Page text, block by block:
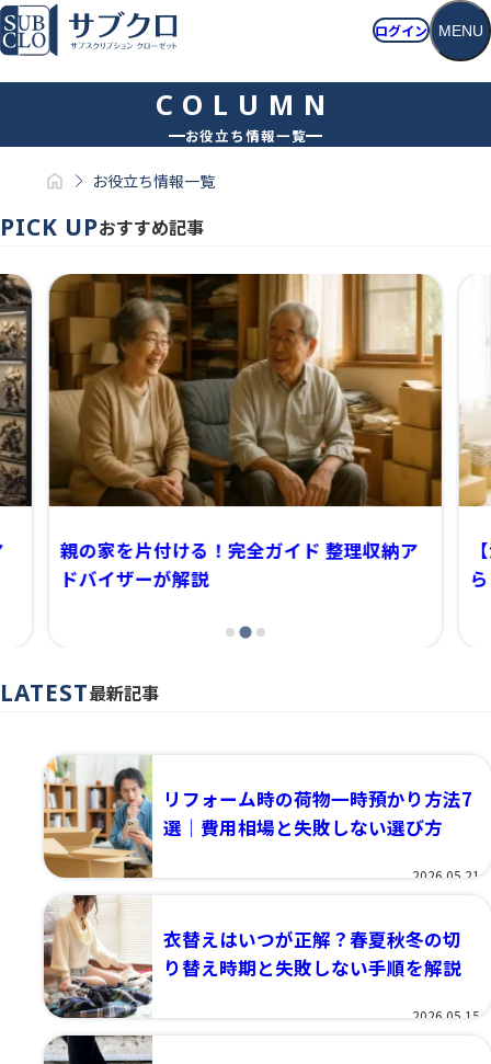
ログイン MENU
お役立ち情報一覧
お役立ち情報一覧
おすすめ記事
親の家を片付ける！完全ガイド 整理収納ア
ドバイザーが解説
最新記事
リフォーム時の荷物一時預かり方法7
選｜費用相場と失敗しない選び方
2026.05.21
衣替えはいつが正解？春夏秋冬の切
り替え時期と失敗しない手順を解説
2026.05.15